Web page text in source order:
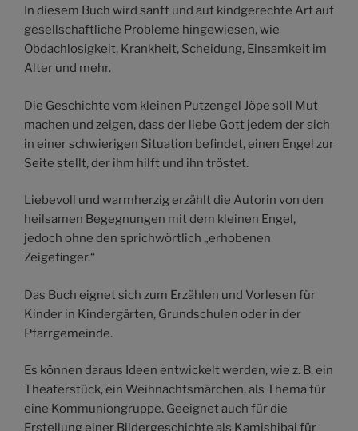
In diesem Buch wird sanft und auf kindgerechte Art auf
gesellschaftliche Probleme hingewiesen, wie
Obdachlosigkeit, Krankheit, Scheidung, Einsamkeit im
Alter und mehr.
Die Geschichte vom kleinen Putzengel Jöpe soll Mut
machen und zeigen, dass der liebe Gott jedem der sich
in einer schwierigen Situation befindet, einen Engel zur
Seite stellt, der ihm hilft und ihn tröstet.
Liebevoll und warmherzig erzählt die Autorin von den
heilsamen Begegnungen mit dem kleinen Engel,
jedoch ohne den sprichwörtlich „erhobenen
Zeigefinger.“
Das Buch eignet sich zum Erzählen und Vorlesen für
Kinder in Kindergärten, Grundschulen oder in der
Pfarrgemeinde.
Es können daraus Ideen entwickelt werden, wie z. B. ein
Theaterstück, ein Weihnachtsmärchen, als Thema für
eine Kommuniongruppe. Geeignet auch für die